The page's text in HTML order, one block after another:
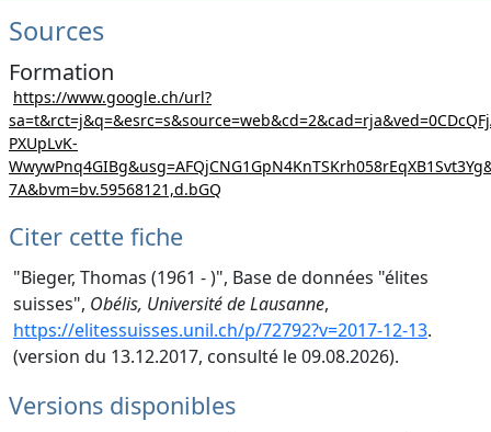
Sources
Formation
https://www.google.ch/url?
PXUpLvK-
7A&bvm=bv.59568121,d.bGQ
Citer cette fiche
"Bieger, Thomas (1961 - )", Base de données "élites
suisses", Obélis, Université de Lausanne,
https://elitessuisses.unil.ch/p/72792?v=2017-12-13.
(version du 13.12.2017, consulté le 09.08.2026).
Versions disponibles